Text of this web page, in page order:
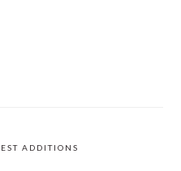
ADDITIONS